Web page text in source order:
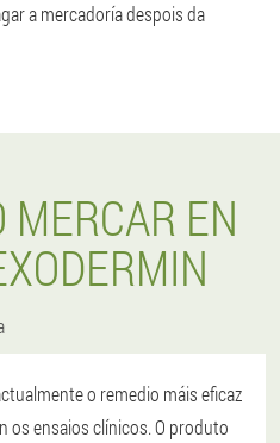
a mercadoría despois da
MERCAR EN
o remedio máis eficaz
os ensaios clínicos. O produto